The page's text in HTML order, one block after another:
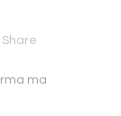
Share
ma